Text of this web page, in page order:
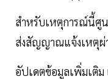
สำหรับเหตุการณ์นี้ศู
ส่งสัญญาณแจ้งเหตุผ่
อัปเดตข้อมูลเพิ่มเติม